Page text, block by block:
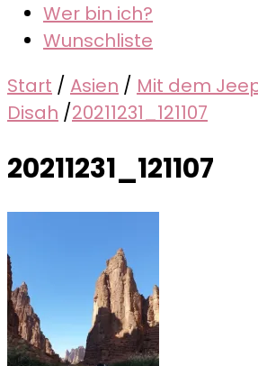
Wer bin ich?
Wunschliste
Start / Asien / Mit dem
Disah /20211231_121107
20211231_121107